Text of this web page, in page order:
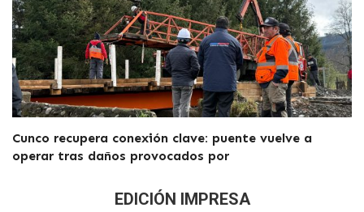
Cunco recupera conexión clave: puente vuelve a
operar tras daños provocados por
EDICIÓN IMPRESA